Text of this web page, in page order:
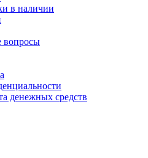
в наличии
вопросы
денежных средств